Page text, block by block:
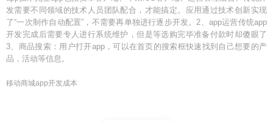
发需要不同领域的技术人员团队配合，才能搞定。应用通过技术创新实现
了“一次制作自动配置”，不需要再单独进行逐步开发。2、app运营传统app
开发完成后需要专人进行系统维护，但是等选购完毕准备付款时却傻眼了
3、商品搜索：用户打开app，可以在首页的搜索框快速找到自己想要的产
品，活动等信息。
移动商城app开发成本